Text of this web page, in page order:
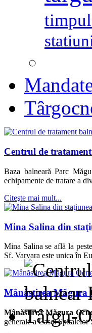
Centrul de
Baza balneară Parc
echipamente de tratare a
Citeşte mai mult...
Mina Salina din
Mina Salina se află la
Sf. Varvara este unica în
Mânăstirea Măgura
Mânăstirea Măgura
generale a Casei